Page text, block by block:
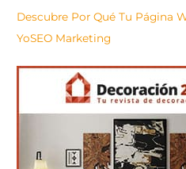
Descubre Por Qué Tu Página
YoSEO Marketing